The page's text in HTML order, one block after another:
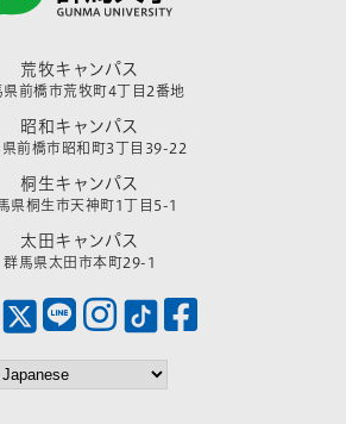
荒牧キャンパス
県前橋市荒牧町4丁目2番地
昭和キャンパス
県前橋市昭和町3丁目39-22
桐生キャンパス
県桐生市天神町1丁目5-1
太田キャンパス
群馬県太田市本町29-1